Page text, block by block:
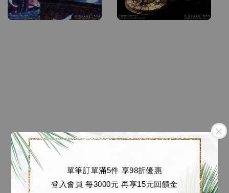
單筆訂單滿5件 享98折優惠
登入會員 每3000元 再享15元回饋金
【預購】寶可夢 GK 蒐藏
雕像 耿鬼基德 [lucky工
作室]